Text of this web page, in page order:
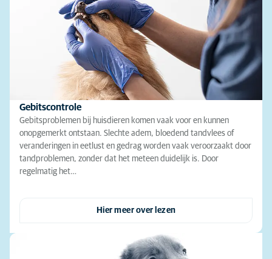
Gebitscontrole
Gebitsproblemen bij huisdieren komen vaak voor en kunnen
onopgemerkt ontstaan. Slechte adem, bloedend tandvlees of
veranderingen in eetlust en gedrag worden vaak veroorzaakt door
tandproblemen, zonder dat het meteen duidelijk is. Door
regelmatig het…
Hier meer over lezen